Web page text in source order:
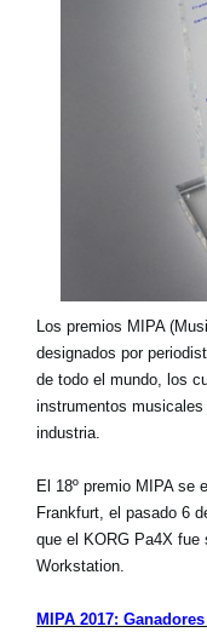
Los premios MIPA
designados por
de todo el mundo, los
instrumentos
industria.
El 18º premio MIPA se
Frankfurt, el pasado 6
que el KORG Pa4X fue
Workstation.
MIPA 2017: